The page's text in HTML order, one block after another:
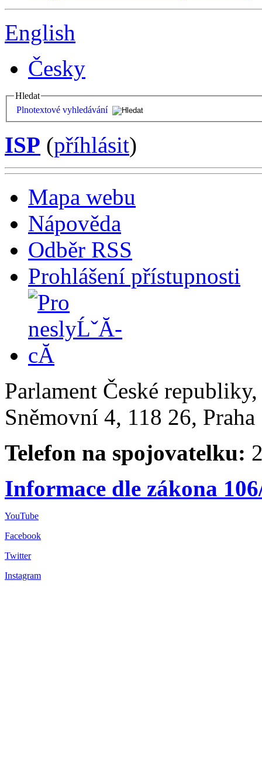
English
Česky
Hledat
Plnotextové vyhledávání
ISP (příhlásit)
Mapa webu
Nápověda
Odběr RSS
Prohlášení přístupnosti
Parlament České
Sněmovní 4, 118 26,
Telefon na spojovatelku:
Informace dle zákona
YouTube
Facebook
Twitter
Instagram